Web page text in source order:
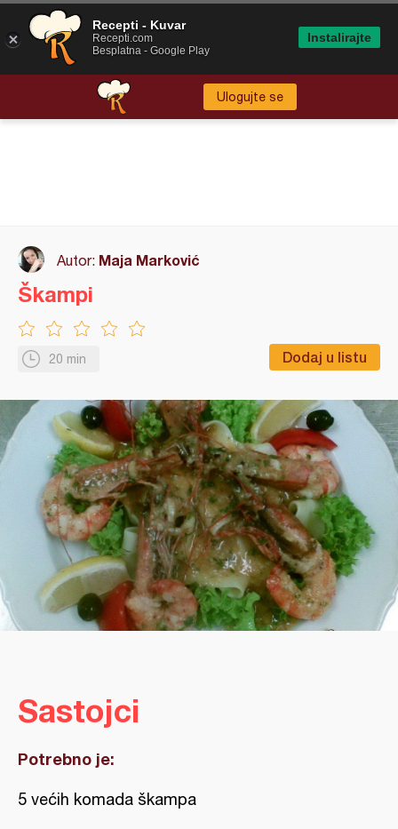
Ulogujte se
Autor: Maja Marković
20 min Dodaj u listu
Škampi
Sastojci
Potrebno je:
5 većih komada škampa
Recepti - Kuvar
Recepti.com
Besplatna - Google Play
Instalirajte